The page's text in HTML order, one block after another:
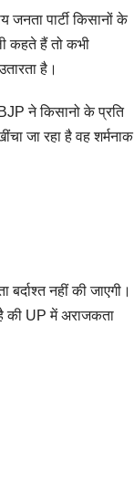
जनता पार्टी किसानों के
कहते हैं तो कभी
है।
ने किसानो के प्रति
जा रहा है वह शर्मनाक
नहीं की जाएगी।
की UP में अराजकता